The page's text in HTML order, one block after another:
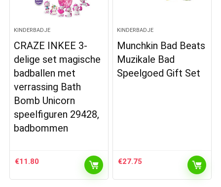
KINDERBADJE
CRAZE INKEE 3-
delige set magische
badballen met
verrassing Bath
Bomb Unicorn
speelfiguren 29428,
badbommen
€11.80
KINDERBADJE
Munchkin Bad Beats
Muzikale Bad
Speelgoed Gift Set
€27.75